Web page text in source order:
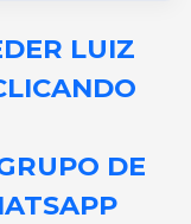
LUIZ
DE